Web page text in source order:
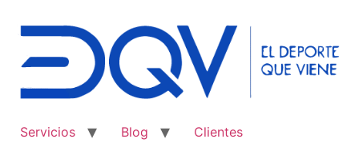
Servicios Blog
Clientes